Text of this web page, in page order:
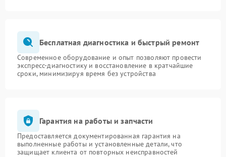
Бесплатная диагностика и быстрый ремонт
Современное оборудование и опыт позволяют провести
экспресс-диагностику и восстановление в кратчайшие
сроки, минимизируя время без устройства
Гарантия на работы и запчасти
Предоставляется документированная гарантия на
выполненные работы и установленные детали, что
защищает клиента от повторных неисправностей